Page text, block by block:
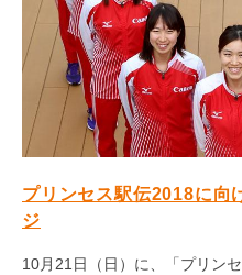
プリンセス駅伝2018に向
ジ
10月21日（日）に、「プリン